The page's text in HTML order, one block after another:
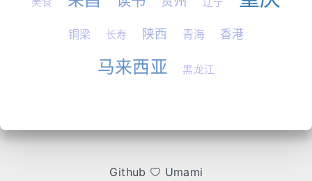
铜梁 长寿 陕西 青海 香港
马来西亚 黑龙江
Github Umami